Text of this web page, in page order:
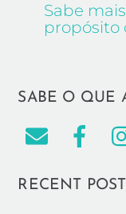
Sabe
propósito
SABE O QUE
RECENT